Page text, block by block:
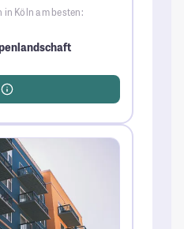
Köln am besten: